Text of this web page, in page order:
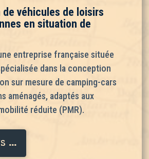
de véhicules de loisirs
en situation de
entreprise française située
dans la conception
sur mesure de camping-cars
aménagés, adaptés aux
réduite (PMR).
...